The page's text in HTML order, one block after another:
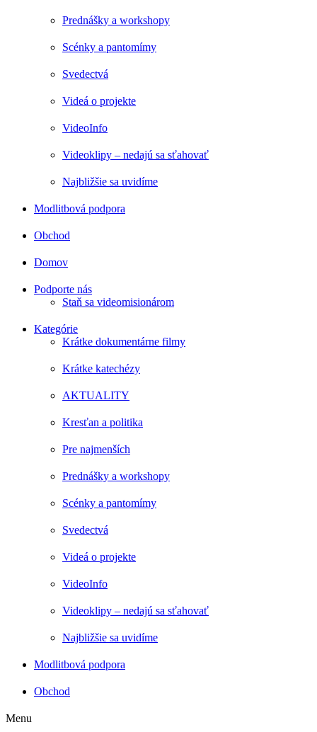
Prednášky a workshopy
Scénky a pantomímy
Svedectvá
Videá o projekte
VideoInfo
Videoklipy – nedajú sa sťahovať
Najbližšie sa uvidíme
Modlitbová podpora
Obchod
Domov
Podporte nás
Staň sa videomisionárom
Kategórie
Krátke dokumentárne filmy
Krátke katechézy
AKTUALITY
Kresťan a politika
Pre najmenších
Prednášky a workshopy
Scénky a pantomímy
Svedectvá
Videá o projekte
VideoInfo
Videoklipy – nedajú sa sťahovať
Najbližšie sa uvidíme
Modlitbová podpora
Obchod
Menu